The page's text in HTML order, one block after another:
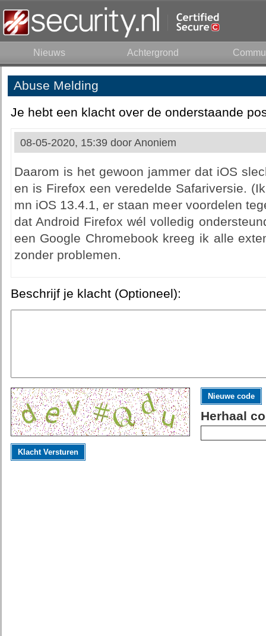
Nieuws Achtergrond
Abuse Melding
Je hebt een klacht over de onderstaande
08-05-2020, 15:39 door Anoniem
Daarom is het gewoon jammer dat iOS
en is Firefox een veredelde Safariversie.
mn iOS 13.4.1, er staan meer voordelen
dat Android Firefox wél volledig
een Google Chromebook kreeg ik alle
zonder problemen.
Beschrijf je klacht (Optioneel):
Nieuwe code
Herhaal
Klacht Versturen